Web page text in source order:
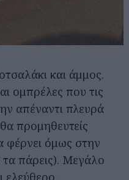
και άμμος.
ομπρέλες που τις
απέναντι πλευρά
προμηθευτείς
φέρνει όμως στην
πάρεις). Μεγάλο
ελεύθερο.